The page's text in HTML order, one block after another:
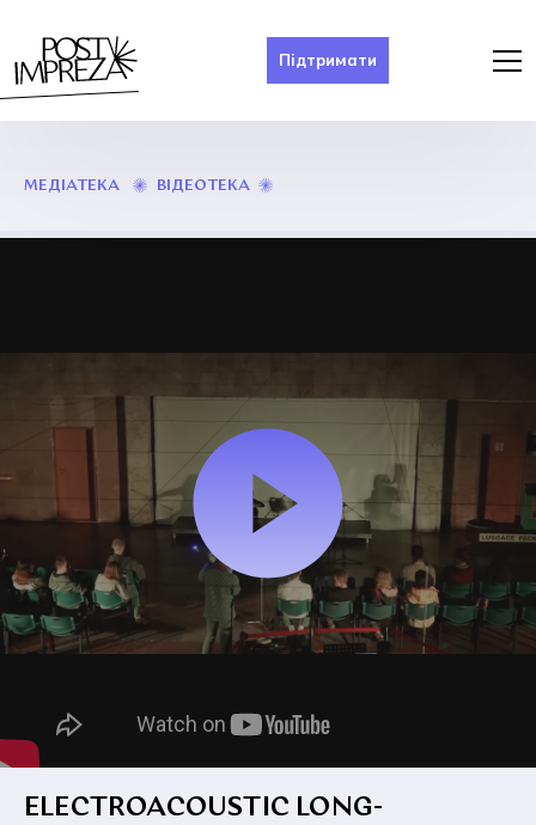
Підтримати
МЕДІАТЕКА ВІДЕОТЕКА
ELECTROACOUSTIC LONG-